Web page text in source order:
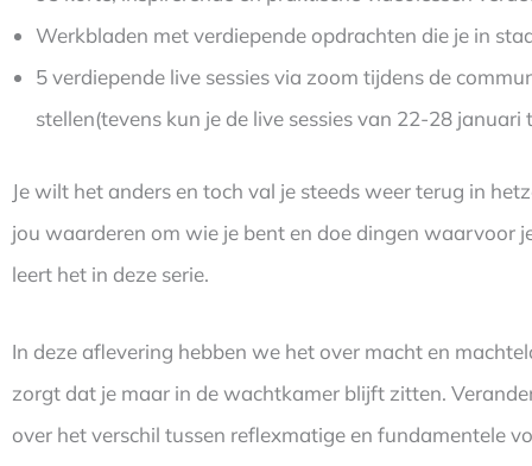
Werkbladen met verdiepende opdrachten die je in
5 verdiepende live sessies via zoom tijdens de
stellen(tevens kun je de live sessies van 22-28 januari
Je wilt het anders en toch val je steeds weer terug in
jou waarderen om wie je bent en doe dingen waarvoor
leert het in deze serie.
In deze aflevering hebben we het over macht en
zorgt dat je maar in de wachtkamer blijft zitten.
over het verschil tussen reflexmatige en fundamentele